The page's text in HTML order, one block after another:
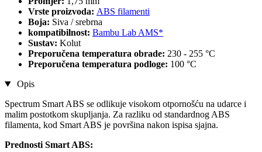
Vrste proizvoda: ABS filamenti
Boja: Siva / srebrna
kompatibilnost: Bambu Lab AMS*
Sustav: Kolut
Preporučena temperatura obrade: 230 - 255 °C
Preporučena temperatura podloge: 100 °C
Opis
Spectrum Smart ABS se odlikuje visokom otpornošću na udarce i
malim postotkom skupljanja. Za razliku od standardnog ABS
filamenta, kod Smart ABS je površina nakon ispisa sjajna.
Prednosti Smart ABS: